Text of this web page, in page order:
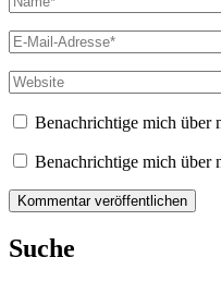
E-
Mail-
Adresse*
Website
Benachrichtige mich über
Benachrichtige mich über
Suche